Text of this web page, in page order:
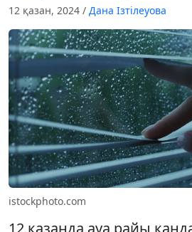
12 қазан, 2024 / Дана Ізтілеуова
istockphoto.com
12 қазанда ауа райы